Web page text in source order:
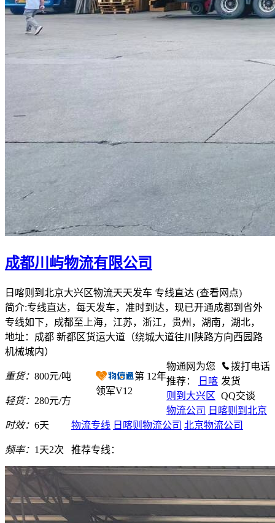
成都川屿物流有限公司
日喀则到北京大兴区物流天天发车 专线直达 (查看网点)
简介:专线直达，每天发车，准时到达，现已开通成都到省外
专线如下，成都至上海，江苏，浙江，贵州，湖南，湖北，
地址：成都 新都区货运大道（绕城大道往川陕路方向西园路
机械城内）
重货： 800元/吨
轻货： 280元/方
时效： 6天
频率： 1天2次
第 12年
领军V12
拨打电话
发货
QQ交谈
物通网为您
推荐：
日喀
则到大兴区
物流公司
日喀则到北京
物流专线 日喀则物流公司 北京物流公司
推荐专线：